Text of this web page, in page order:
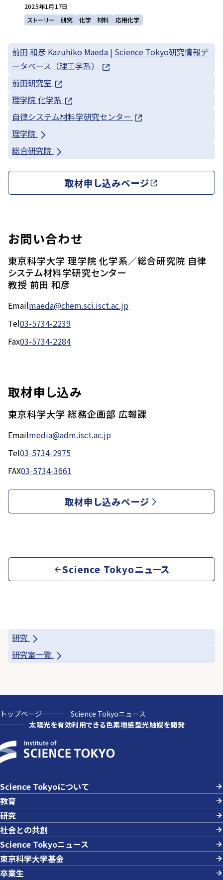
2025年1月17日
ストーリー
研究 化学 材料 応用化学
前田 和彦 Kazuhiko Maeda | Science Tokyo研究情報デ
ータベース（理工学系）
前田研究室
理学院 化学系
自律システム材料学研究センター
理学院
総合研究院
取材申し込みページ
お問い合わせ
東京科学大学 理学院 化学系／総合研究院 自律
システム材料学研究センター
教授 前田 和彦
Emailmaeda@chem.sci.isct.ac.jp
Tel03-5734-2239
Fax03-5734-2284
取材申し込み
東京科学大学 総務企画部 広報課
Emailmedia@adm.isct.ac.jp
Tel03-5734-2975
FAX03-5734-3661
取材申し込みページ
Science Tokyoニュース
研究
研究室一覧
トップページ
Science Tokyoニュース
太陽光を有効利用できる色素増感型光触媒を開発
Science Tokyoについて
教育
研究
社会との共創
Science Tokyoニュース
東京科学大学基金
卒業生